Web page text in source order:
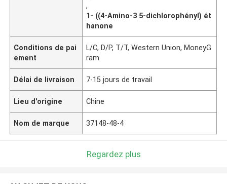
,
1- ((4-Amino-3 5-dichlorophényl) ét
hanone
Conditions de pai
ement
L/C, D/P, T/T, Western Union, MoneyG
ram
Délai de livraison 7-15 jours de travail
Lieu d'origine Chine
Nom de marque 37148-48-4
Regardez plus